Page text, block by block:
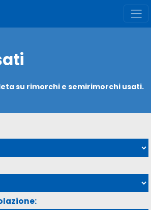
su rimorchi e semirimorchi usati.